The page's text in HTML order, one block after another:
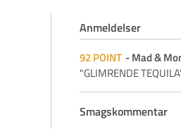
Anmeldelser
92POINT
Mad &
"GLIMRENDE
Smagskommentar